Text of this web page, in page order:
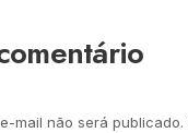
mail não será publicado.